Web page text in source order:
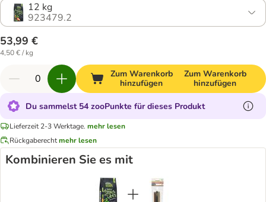
12 kg
923479.2
53,99 €
4,50 € / kg
Zum Warenkorb
hinzufügen
Zum Warenkorb
hinzufügen
Du sammelst 54 zooPunkte für dieses Produkt
Lieferzeit 2-3 Werktage. mehr lesen
Rückgaberechtmehr lesen
Kombinieren Sie es mit